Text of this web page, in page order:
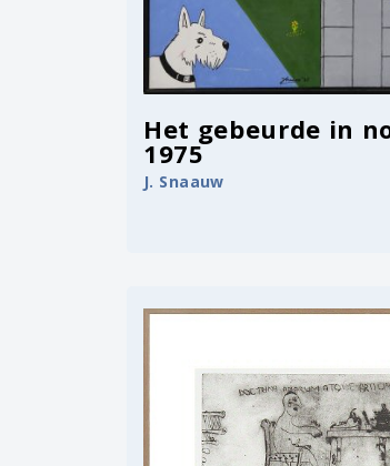
Het gebeurde in
1975
J. Snaauw